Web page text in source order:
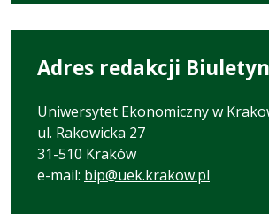
Adres redakcji
Uniwersytet Ekonomiczny w
ul. Rakowicka 27
31-510 Kraków
e-mail: bip@uek.krakow.pl